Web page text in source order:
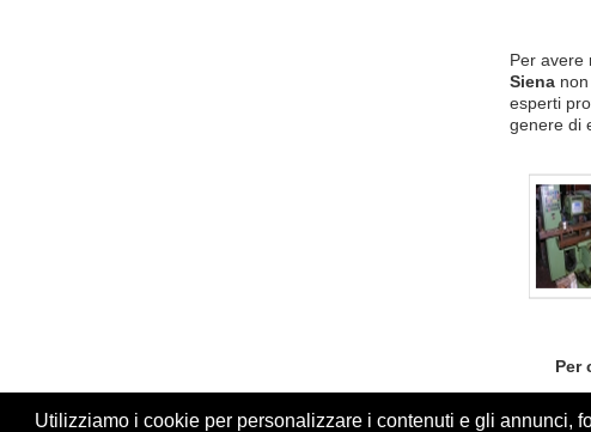
Utilizziamo i cookie per personalizzare i contenuti e gli annunci,
Per avere
Siena
esperti
genere di
Per